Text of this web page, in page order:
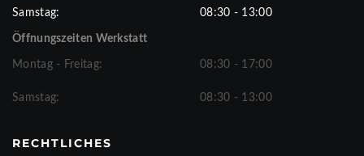
Samstag: 08:30 - 13:00
Öffnungszeiten Werkstatt
Montag - Freitag: 08:30 - 17:00
Samstag: 08:30 - 13:00
RECHTLICHES